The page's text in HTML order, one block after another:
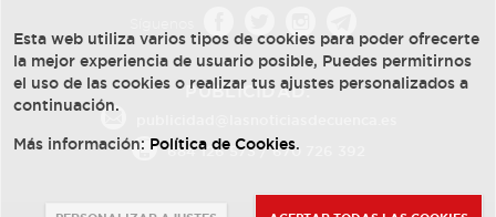
PUBLICIDAD:
684 126 573/670 726 392
Esta web utiliza varios tipos de cookies para poder ofrecerte
la mejor experiencia de usuario posible, Puedes permitirnos
el uso de las cookies o realizar tus ajustes personalizados a
continuación.
Más información: Política de Cookies.